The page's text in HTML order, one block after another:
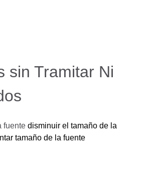
sin Tramitar Ni
fuente disminuir el tamaño de la
tamaño de la fuente